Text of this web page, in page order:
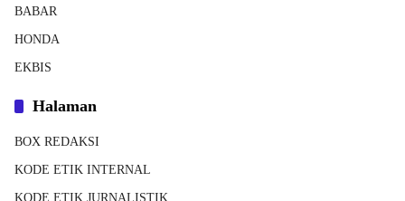
BABAR
HONDA
EKBIS
Halaman
BOX REDAKSI
KODE ETIK INTERNAL
KODE ETIK JURNALISTIK